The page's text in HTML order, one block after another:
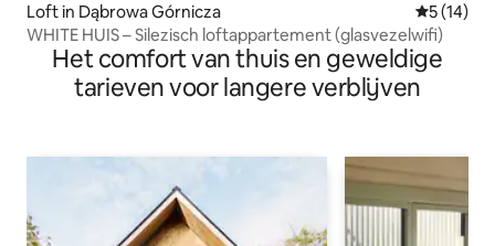
Loft in Dąbrowa Górnicza
5 (14)
WHITE HUIS – Silezisch loftappartement (glasvezelwifi)
Het comfort van thuis en geweldige
tarieven voor langere verblijven